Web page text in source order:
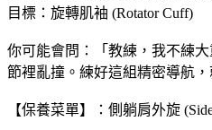
​目標：旋轉肌袖 (Rotator Cuff)
你可能會問：「教練，我不練
節裡亂撞。練好這組精密導航
【保養菜單】：側躺肩外旋